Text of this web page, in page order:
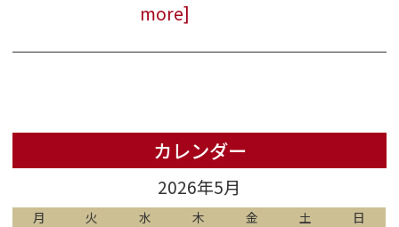
more]
カレンダー
2026年5月
月 火 水 木 金 土 日